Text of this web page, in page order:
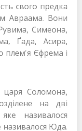
свого предка
Авраама. Вони
Симеона,
Ґада, Асира,
плем'я Єфрема і
царя Соломона,
на дві
називалося
називалося Юда.